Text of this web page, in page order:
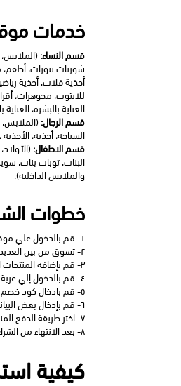
خدمات
قسم النساء:
العناية بالبشرة،
قسم الرجال:
السباحة، أحذية،
قسم الاطفال:
والملابس الداخلية).
خطوات
١- قم بالدخول علي موقع ميتشا.
٢- تسوق من بين العديد من المنتجات المتاحة على الموقع داخل جميع الاقسام المختلفة.
٣- قم بإضافة المنتجات التي تريد شرائها إلى عربة التسوق مع مراعاة اختيار اللون و المقاس المناسب والكمية المناسبة لك عند اضافة المنتجات إلي العربه.
٤- قم بالدخول إلي عربة التسوق واضغط علي ايقونة تابع للدفع الآمن.
٥- قم بادخال كود خصم ميتشا المقدم من موقع طقس العرب لتحصل على خصم فور اتمام عملية الشراء في المكان المخصص له.
٦- قم بإدخال بعض البيانات الخاصة بك من الاسم و البريد الالكتروني و رقم الهاتف والعنوان وبعض البيانات الأخرى.
٧- اختر طريقة الدفع المناسبة لك من بين العديد من طرق الدفع المتاحة على الموقع.
٨- بعد الانتهاء من الشراء سوف يصلك رسالة على البريد الالكتروني تفاصيل الطلبية والمنتجات التي قمت بشرائها و موعد التسليم.
كيفية